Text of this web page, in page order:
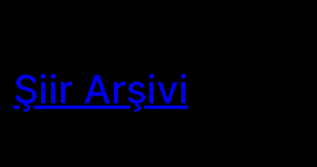
Şiir Arşivi